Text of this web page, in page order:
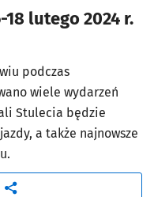
18 lutego 2024 r.
podczas
wiele wydarzeń
Stulecia będzie
a także najnowsze
artykuł